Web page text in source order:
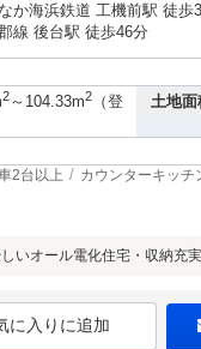
か海浜鉄道 工機前駅 徒歩
線 後台駅 徒歩46分
2～104.33m2
（登
土地面
2台以上 カウンターキッチ
いオール電化住宅・収納充実
に入りに追加